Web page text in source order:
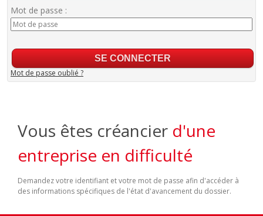
Mot de passe :
Mot de passe oublié ?
Vous êtes créancier d'une
entreprise en difficulté
Demandez votre identifiant et votre mot de passe afin d'accéder à
des informations spécifiques de l'état d'avancement du dossier.